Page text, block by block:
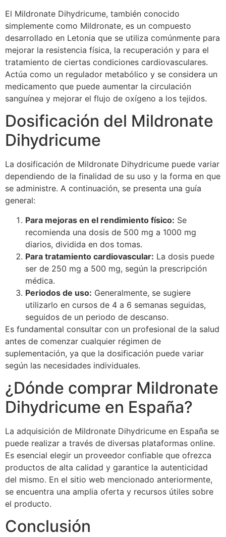
El Mildronate Dihydricume, también conocido
simplemente como Mildronate, es un compuesto
desarrollado en Letonia que se utiliza comúnmente para
mejorar la resistencia física, la recuperación y para el
tratamiento de ciertas condiciones cardiovasculares.
Actúa como un regulador metabólico y se considera un
medicamento que puede aumentar la circulación
sanguínea y mejorar el flujo de oxígeno a los tejidos.
Dosificación del Mildronate
Dihydricume
La dosificación de Mildronate Dihydricume puede variar
dependiendo de la finalidad de su uso y la forma en que
se administre. A continuación, se presenta una guía
general:
Para mejoras en el rendimiento físico: Se
recomienda una dosis de 500 mg a 1000 mg
diarios, dividida en dos tomas.
Para tratamiento cardiovascular: La dosis puede
ser de 250 mg a 500 mg, según la prescripción
médica.
Periodos de uso: Generalmente, se sugiere
utilizarlo en cursos de 4 a 6 semanas seguidas,
seguidos de un periodo de descanso.
Es fundamental consultar con un profesional de la salud
antes de comenzar cualquier régimen de
suplementación, ya que la dosificación puede variar
según las necesidades individuales.
¿Dónde comprar Mildronate
Dihydricume en España?
La adquisición de Mildronate Dihydricume en España se
puede realizar a través de diversas plataformas online.
Es esencial elegir un proveedor confiable que ofrezca
productos de alta calidad y garantice la autenticidad
del mismo. En el sitio web mencionado anteriormente,
se encuentra una amplia oferta y recursos útiles sobre
el producto.
Conclusión